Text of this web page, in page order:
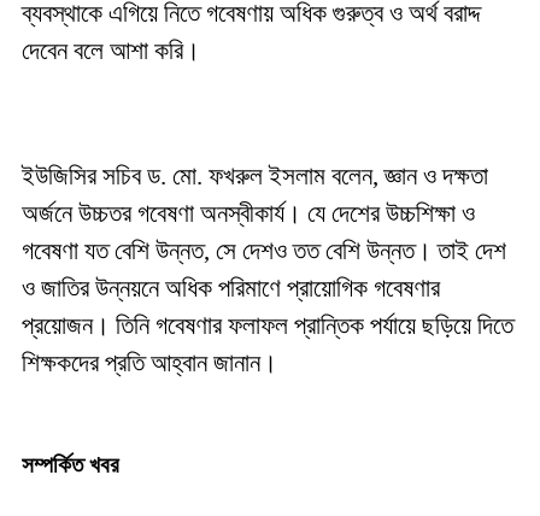
ব্যবস্থাকে এগিয়ে নিতে গবেষণায় অধিক গুরুত্ব ও অর্থ বরাদ্দ
দেবেন বলে আশা করি।
ইউজিসির সচিব ড. মো. ফখরুল ইসলাম বলেন, জ্ঞান ও দক্ষতা
অর্জনে উচ্চতর গবেষণা অনস্বীকার্য। যে দেশের উচ্চশিক্ষা ও
গবেষণা যত বেশি উন্নত, সে দেশও তত বেশি উন্নত। তাই দেশ
ও জাতির উন্নয়নে অধিক পরিমাণে প্রায়োগিক গবেষণার
প্রয়োজন। তিনি গবেষণার ফলাফল প্রান্তিক পর্যায়ে ছড়িয়ে দিতে
শিক্ষকদের প্রতি আহ্বান জানান।
সম্পর্কিত খবর